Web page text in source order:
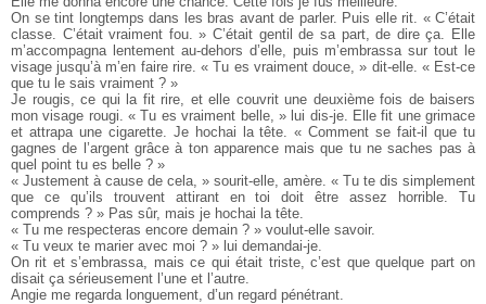
On se tint longtemps dans les bras avant de parler. Puis elle rit. « C’était
classe. C’était vraiment fou. » C’était gentil de sa part, de dire ça. Elle
m’accompagna lentement au-dehors d’elle, puis m’embrassa sur tout le
visage jusqu’à m’en faire rire. « Tu es vraiment douce, » dit-elle. « Est-ce
que tu le sais vraiment ? »
Je rougis, ce qui la fit rire, et elle couvrit une deuxième fois de baisers
mon visage rougi. « Tu es vraiment belle, » lui dis-je. Elle fit une grimace
et attrapa une cigarette. Je hochai la tête. « Comment se fait-il que tu
gagnes de l’argent grâce à ton apparence mais que tu ne saches pas à
quel point tu es belle ? »
« Justement à cause de cela, » sourit-elle, amère. « Tu te dis simplement
que ce qu’ils trouvent attirant en toi doit être assez horrible. Tu
comprends ? » Pas sûr, mais je hochai la tête.
« Tu me respecteras encore demain ? » voulut-elle savoir.
« Tu veux te marier avec moi ? » lui demandai-je.
On rit et s’embrassa, mais ce qui était triste, c’est que quelque part on
disait ça sérieusement l’une et l’autre.
Angie me regarda longuement, d’un regard pénétrant.